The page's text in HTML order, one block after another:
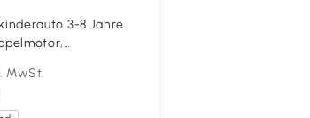
3-8 Jahre
Soft-Start, Orange
MwSt.